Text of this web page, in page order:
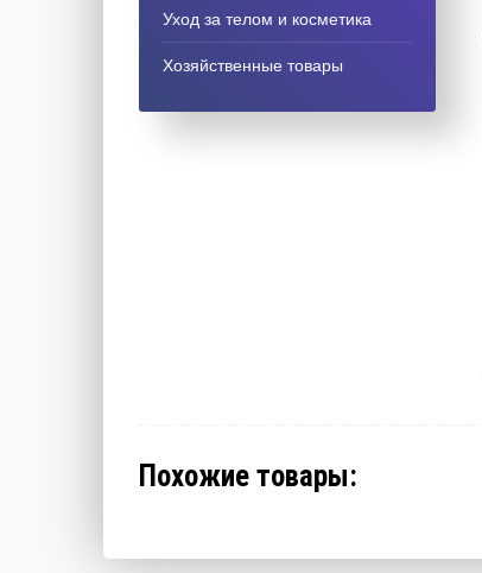
Уход за телом и косметика
Хозяйственные товары
Похожие товары: